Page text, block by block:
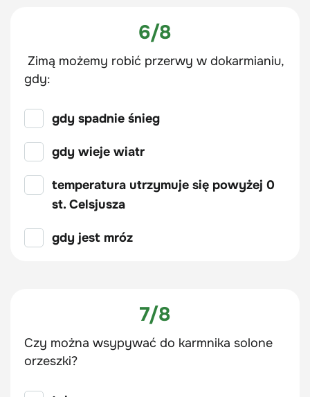
6/8
Zimą możemy robić przerwy w dokarmianiu,
gdy:
gdy spadnie śnieg
gdy wieje wiatr
temperatura utrzymuje się powyżej 0
st. Celsjusza
gdy jest mróz
7/8
Czy można wsypywać do karmnika solone
orzeszki?